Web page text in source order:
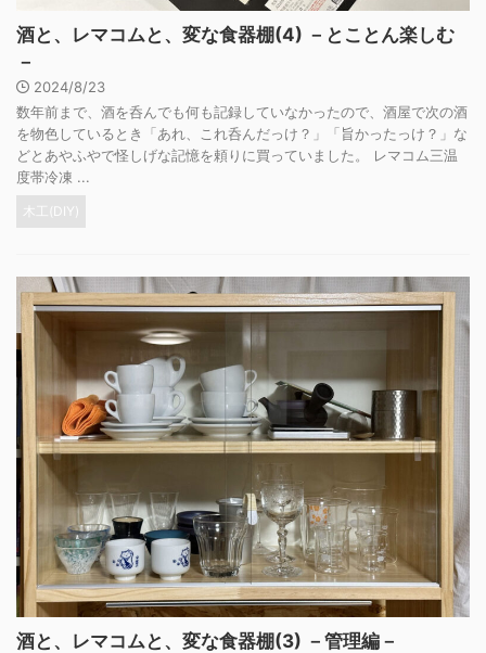
酒と、レマコムと、変な食器棚(4) －とことん楽しむ
－
2024/8/23
数年前まで、酒を呑んでも何も記録していなかったので、酒屋で次の酒
を物色しているとき「あれ、これ呑んだっけ？」「旨かったっけ？」な
どとあやふやで怪しげな記憶を頼りに買っていました。 レマコム三温
度帯冷凍 ...
木工(DIY)
酒と、レマコムと、変な食器棚(3) －管理編－